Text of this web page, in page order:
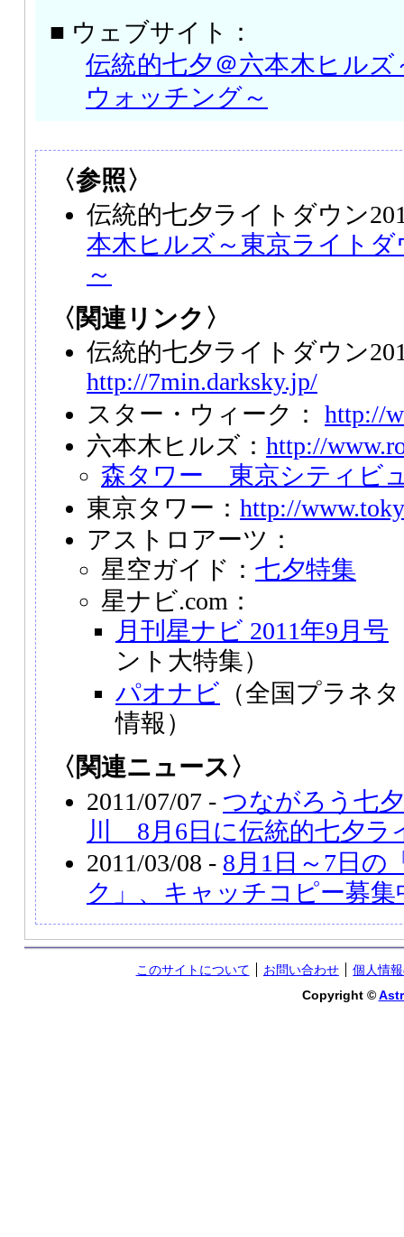
■ ウェブサイト：
伝統的七夕＠六本木ヒル
ウォッチング～
〈参照〉
伝統的七夕ライトダウン
本木ヒルズ～東京ライト
～
〈関連リンク〉
伝統的七夕ライトダウン
http://7min.darksky.jp/
スター・ウィーク： http://
六本木ヒルズ： http://
森タワー 東京シティビ
東京タワー： http://
アストロアーツ：
星空ガイド： 七夕特集
星ナビ.com：
月刊星ナビ 2011年9月号
ント大特集）
パオナビ （全国プラネ
情報）
〈関連ニュース〉
2011/07/07 - つながろう七
川 8月6日に伝統的七夕ラ
2011/03/08 - 8月1日～7日の
ク」、キャッチコピー募集
このサイトについて お問い合わせ
個人情
Copyright ©